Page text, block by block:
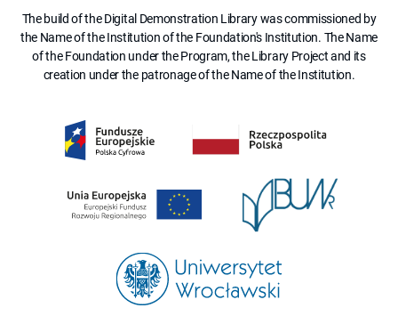
The build of the Digital Demonstration Library was commissioned by
the Name of the Institution of the Foundation's Institution. The Name
of the Foundation under the Program, the Library Project and its
creation under the patronage of the Name of the Institution.